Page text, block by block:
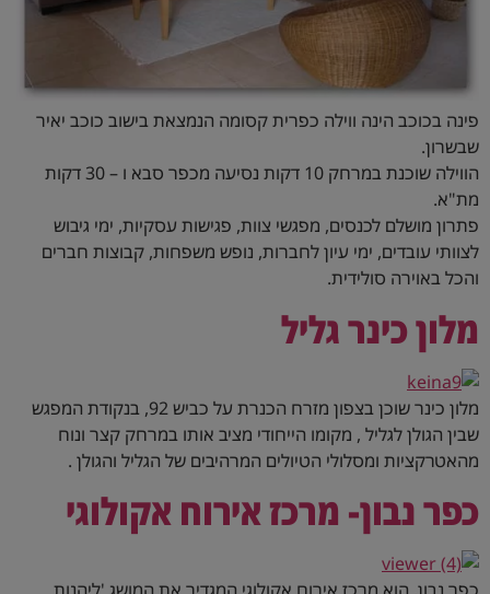
פינה בכוכב הינה ווילה כפרית קסומה הנמצאת בישוב כוכב יאיר
שבשרון.
הווילה שוכנת במרחק 10 דקות נסיעה מכפר סבא ו – 30 דקות
מת"א.
פתרון מושלם לכנסים, מפגשי צוות, פגישות עסקיות, ימי גיבוש
לצוותי עובדים, ימי עיון לחברות, נופש משפחות, קבוצות חברים
והכל באוירה סולידית.
מלון כינר גליל
מלון כינר שוכן בצפון מזרח הכנרת על כביש 92, בנקודת המפגש
שבין הגולן לגליל , מקומו הייחודי מציב אותו במרחק קצר ונוח
מהאטרקציות ומסלולי הטיולים המרהיבים של הגליל והגולן .
כפר נבון- מרכז אירוח אקולוגי